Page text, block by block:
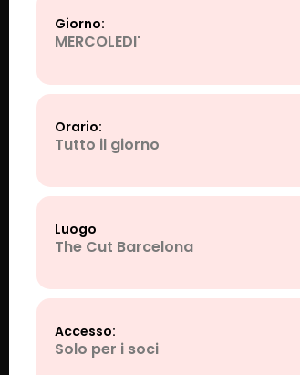
Giorno:
MERCOLEDI'
Orario:
Tutto il giorno
Luogo
The Cut Barcelona
Accesso:
Solo per i soci